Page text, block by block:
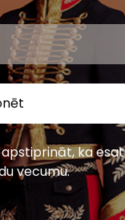
apstiprināt, ka esat
vecumu.